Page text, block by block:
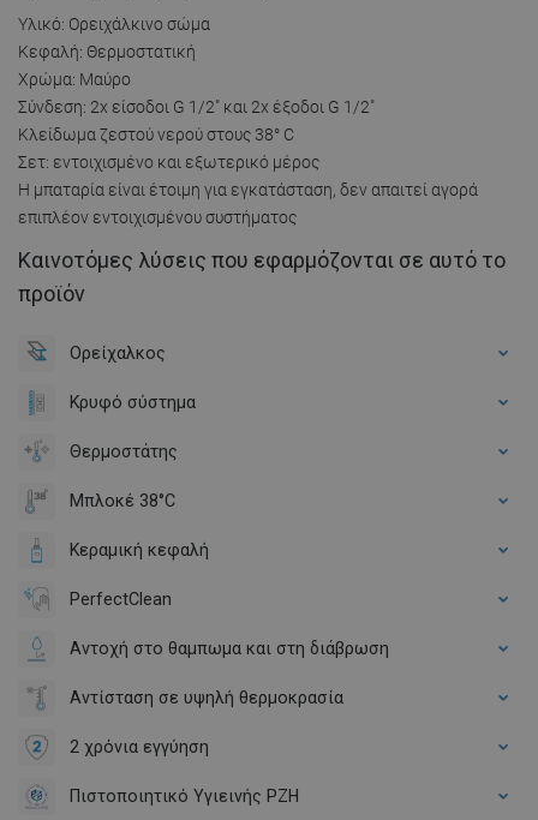
Υλικό: Ορειχάλκινο σώμα
Κεφαλή: Θερμοστατική
Χρώμα: Μαύρο
Σύνδεση: 2x είσοδοι G 1/2" και 2x έξοδοι G 1/2"
Κλείδωμα ζεστού νερού στους 38° C
Σετ: εντοιχισμένο και εξωτερικό μέρος
Η μπαταρία είναι έτοιμη για εγκατάσταση, δεν απαιτεί αγορά
επιπλέον εντοιχισμένου συστήματος
Καινοτόμες λύσεις που εφαρμόζονται σε αυτό το
προϊόν
Ορείχαλκος
Κρυφό σύστημα
Θερμοστάτης
Μπλοκέ 38°C
Κεραμική κεφαλή
PerfectClean
Αντοχή στο θαμπωμα και στη διάβρωση
Αντίσταση σε υψηλή θερμοκρασία
2 χρόνια εγγύηση
Πιστοποιητικό Υγιεινής PZH